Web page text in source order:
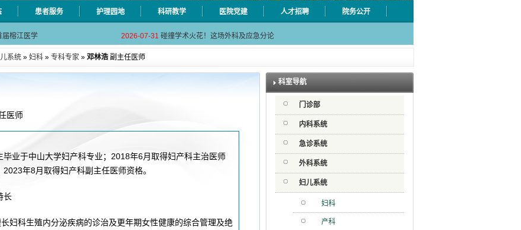
患者服务 护理园地 科研教学 医院党建 人才招聘 院务公开
设施维护服 2026-08-03 揭阳市人民医院医用射线防辐射用品
届榕江医学 2026-07-31 碰撞学术火花！这场外科及应急分论
论坛助 2026-07-31
购项目（第 2026-07-29 揭阳市人民医院摩托车场推拉停车棚
揭阳市人民医院医用射线防辐射用品
碰撞学术火花！这场外科及应急分论
收官
论坛助
购项目（第 2026-07-29 揭阳市人民医院摩托车场推拉停车棚
系统 » 妇科 » 专科专家 » 邓林浩 副主任医师
医师
毕业于中山大学妇产科专业；2018年6月取得妇产科主治医师
2023年8月取得妇产科副主任医师资格。
长
妇科生殖内分泌疾病的诊治及更年期女性健康的综合管理及绝
科室导航
门诊部
内科系统
急诊系统
外科系统
妇儿系统
妇科
产科